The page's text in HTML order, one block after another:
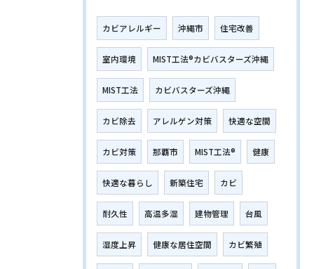
カビアレルギー 沖縄市 住宅改善
室内環境 MIST工法®カビバスターズ沖縄
MIST工法 カビバスターズ沖縄
カビ除去 アレルゲン対策 快適な空間
カビ対策 那覇市 MIST工法® 健康
快適な暮らし 新築住宅 カビ
耐久性 高温多湿 建物管理 台風
湿度上昇 健康な居住空間 カビ繁殖